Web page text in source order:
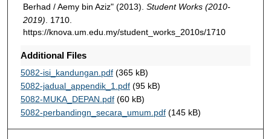
Berhad / Aemy bin Aziz" (2013). Student Works (2010-
2019) . 1710.
https://knova.um.edu.my/student_works_2010s/1710
Additional Files
5082-isi_kandungan.pdf(365 kB)
5082-jadual_appendik_1.pdf(95 kB)
5082-MUKA_DEPAN.pdf(60 kB)
5082-perbandingn_secara_umum.pdf(145 kB)